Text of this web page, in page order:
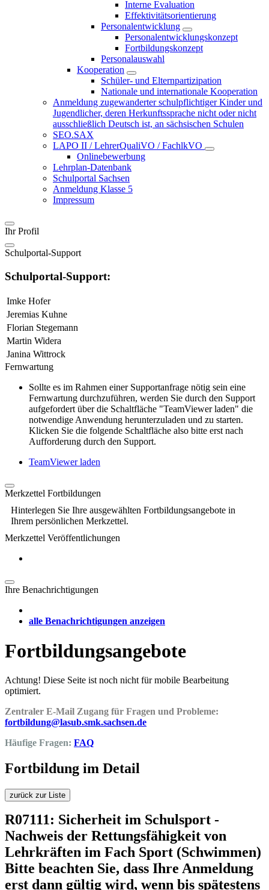
Interne Evaluation
Effektivitätsorientierung
Personalentwicklung
Personalentwicklungskonzept
Fortbildungskonzept
Personalauswahl
Kooperation
Schüler- und Elternpartizipation
Nationale und internationale Kooperation
Anmeldung zugewanderter schulpflichtiger Kinder und
Jugendlicher, deren Herkunftssprache nicht oder nicht
ausschließlich Deutsch ist, an sächsischen Schulen
SEO.SAX
LAPO II / LehrerQualiVO / FachlkVO
Onlinebewerbung
Lehrplan-Datenbank
Schulportal Sachsen
Anmeldung Klasse 5
Impressum
Ihr Profil
Schulportal-Support
Schulportal-Support:
Imke Hofer
Jeremias Kuhne
Florian Stegemann
Martin Widera
Janina Wittrock
Fernwartung
Sollte es im Rahmen einer Supportanfrage nötig sein eine
Fernwartung durchzuführen, werden Sie durch den Support
aufgefordert über die Schaltfläche "TeamViewer laden" die
notwendige Anwendung herunterzuladen und zu starten.
Klicken Sie die folgende Schaltfläche also bitte erst nach
Aufforderung durch den Support.
TeamViewer laden
Merkzettel Fortbildungen
Hinterlegen Sie Ihre ausgewählten Fortbildungsangebote in
Ihrem persönlichen Merkzettel.
Merkzettel Veröffentlichungen
Ihre Benachrichtigungen
alle Benachrichtigungen anzeigen
Fortbildungsangebote
Achtung! Diese Seite ist noch nicht für mobile Bearbeitung
optimiert.
Zentraler E-Mail Zugang für Fragen und Probleme:
fortbildung@lasub.smk.sachsen.de
Häufige Fragen: FAQ
Fortbildung im Detail
zurück zur Liste
R07111: Sicherheit im Schulsport -
Nachweis der Rettungsfähigkeit von
Lehrkräften im Fach Sport (Schwimmen)
Bitte beachten Sie, dass Ihre Anmeldung
erst dann gültig wird, wenn bis spätestens